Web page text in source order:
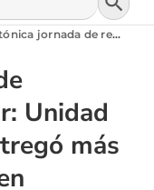
Bolívar: Unidad para las Víctimas entregó más de $2.340 millones en indemnizaciones en el último mes a víctimas del conflicto
Unidad
más